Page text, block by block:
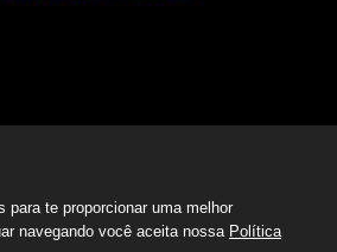
para te proporcionar uma melhor
navegando você aceita nossa Política